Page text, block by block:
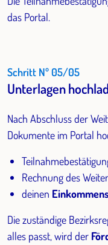
das Portal.
Schritt Nº 05/05
Unterlagen
Nach Abschluss der
Dokumente im Portal
Rechnung des
deinen
Die zuständige
alles passt, wird der